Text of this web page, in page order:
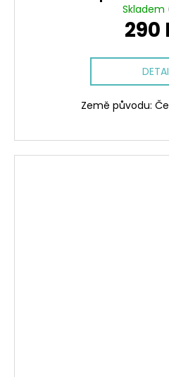
Skladem
290
Země původu: